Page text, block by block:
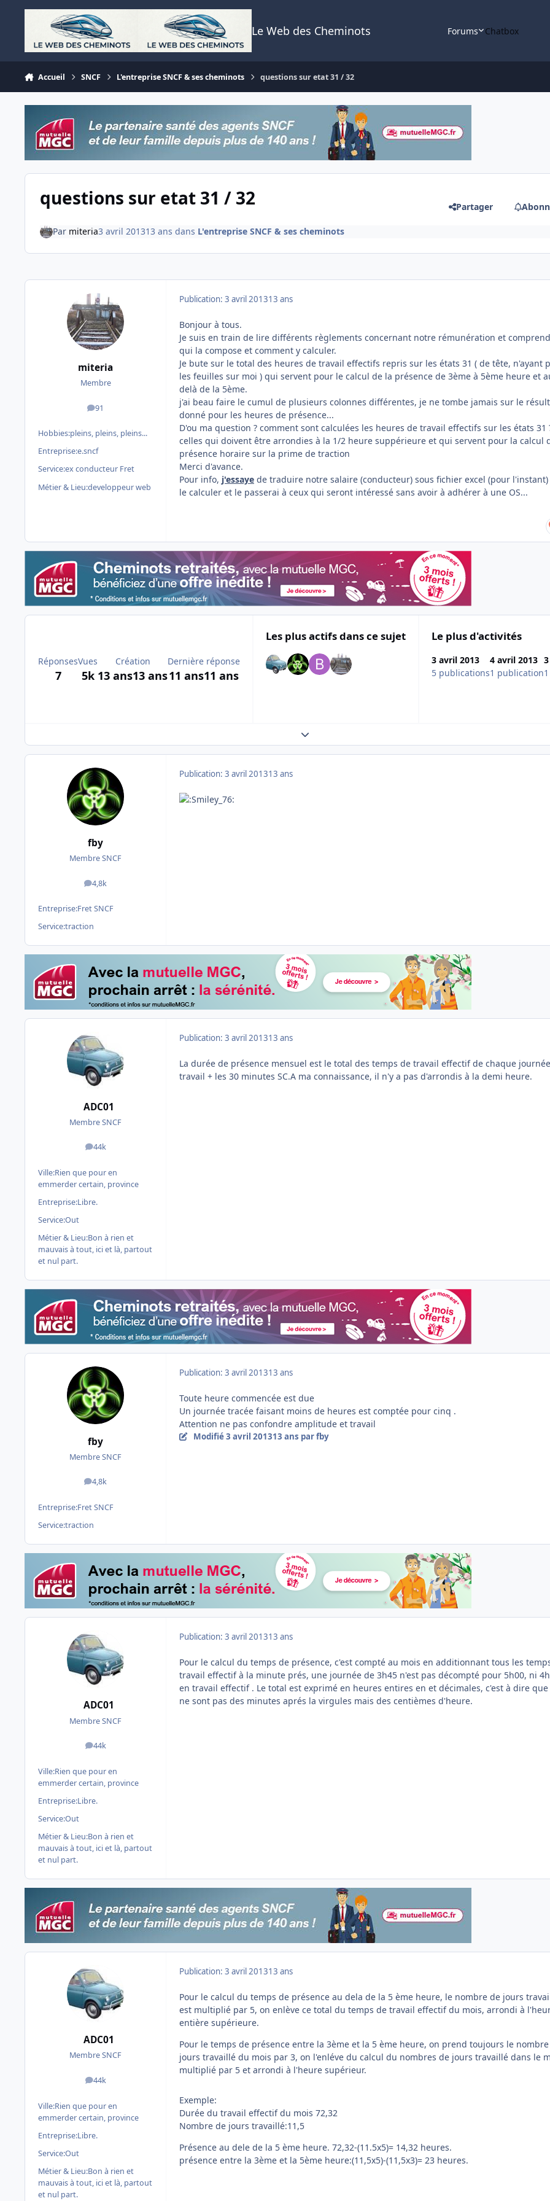
Aller au contenu
Le Web des Cheminots Forums Chatbox
Accueil SNCF L'entreprise SNCF & ses cheminots questions sur etat 31 / 32
questions sur etat 31 / 32 Partager
Par miteria3 avril 201313 ans dans L'entreprise SNCF & ses cheminots
miteria
Membre
91
messages
Hobbies:pleins, pleins, pleins...
Entreprise:e.sncf
Service:ex conducteur Fret
Métier & Lieu:developpeur web
Publication: 3 avril 201313 ans
Bonjour à tous.
Je suis en train de lire différents règlements concernant notre rémunération et
qui la compose et comment y calculer.
Je bute sur le total des heures de travail effectifs repris sur les états 31 ( de tête, n'ayant
les feuilles sur moi ) qui servent pour le calcul de la présence de 3ème à 5ème heure et
delà de la 5ème.
j'ai beau faire le cumul de plusieurs colonnes différentes, je ne tombe jamais sur le
donné pour les heures de présence...
D'ou ma question ? comment sont calculées les heures de travail effectifs sur les états 31
celles qui doivent être arrondies à la 1/2 heure suppérieure et qui servent pour la calcul
présence horaire sur la prime de traction
Merci d'avance.
Pour info, j'essaye de traduire notre salaire (conducteur) sous fichier excel (pour
le calculer et le passerai à ceux qui seront intéressé sans avoir à adhérer à une OS...
Réponses
7
Vues
5k
Création
13 ans13 ans
Dernière réponse
11 ans11 ans
Les plus actifs dans ce sujet Le plus d'activités
3 avril 2013
5 publications
4 avril 2013
1 publication
Expand topic overview
fby
Membre SNCF
4,8k
messages
Entreprise:Fret SNCF
Service:traction
Publication: 3 avril 201313 ans
ADC01
Membre SNCF
44k
messages
Ville:Rien que pour en
emmerder certain, province
Entreprise:Libre.
Service:Out
Métier & Lieu:Bon à rien et
mauvais à tout, ici et là, partout
et nul part.
Publication: 3 avril 201313 ans
La durée de présence mensuel est le total des temps de travail effectif de chaque
travail + les 30 minutes SC.A ma connaissance, il n'y a pas d'arrondis à la demi heure.
fby
Membre SNCF
4,8k
messages
Entreprise:Fret SNCF
Service:traction
Publication: 3 avril 201313 ans
Toute heure commencée est due
Un journée tracée faisant moins de heures est comptée pour cinq .
Attention ne pas confondre amplitude et travail
Modifié3 avril 201313 ans par fby
ADC01
Membre SNCF
44k
messages
Ville:Rien que pour en
emmerder certain, province
Entreprise:Libre.
Service:Out
Métier & Lieu:Bon à rien et
mauvais à tout, ici et là, partout
et nul part.
Publication: 3 avril 201313 ans
Pour le calcul du temps de présence, c'est compté au mois en additionnant tous les
travail effectif à la minute prés, une journée de 3h45 n'est pas décompté pour 5h00, ni
en travail effectif . Le total est exprimé en heures entires en et décimales, c'est à dire que
ne sont pas des minutes aprés la virgules mais des centièmes d'heure.
ADC01
Membre SNCF
44k
messages
Ville:Rien que pour en
emmerder certain, province
Entreprise:Libre.
Service:Out
Métier & Lieu:Bon à rien et
mauvais à tout, ici et là, partout
et nul part.
Publication: 3 avril 201313 ans
Pour le calcul du temps de présence au dela de la 5 ème heure, le nombre de jours
est multiplié par 5, on enlève ce total du temps de travail effectif du mois, arrondi à
entière supérieure.
Pour le temps de présence entre la 3ème et la 5 ème heure, on prend toujours le
jours travaillé du mois par 3, on l'enléve du calcul du nombres de jours travaillé dans le
multiplié par 5 et arrondi à l'heure supérieur.
Exemple:
Durée du travail effectif du mois 72,32
Nombre de jours travaillé:11,5
Présence au dele de la 5 ème heure. 72,32-(11.5x5)= 14,32 heures.
présence entre la 3ème et la 5ème heure:(11,5x5)-(11,5x3)= 23 heures.